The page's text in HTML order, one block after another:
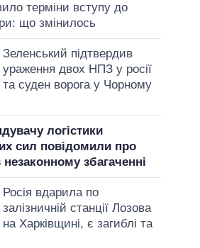
терміни вступу до
що змінилось
Зеленський підтвердив
ураження двох НПЗ у росії
та суден ворога у Чорному
логістики
сил повідомили про
незаконному збагаченні
Росія вдарила по
залізничній станції Лозова
на Харківщині, є загиблі та